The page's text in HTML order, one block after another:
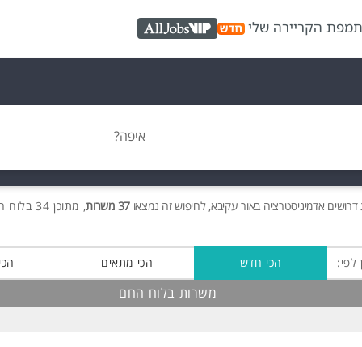
מפת הקריירה שלי AllJobs VIP
איפה?
דרושים אדמיניסטרציה באור עקיבא, לחיפוש זה נמצאו 37 משרות , מתוכן 34 בלוח החם חינם!
לפי: הכי חדש הכי מתאים
משרות בלוח החם